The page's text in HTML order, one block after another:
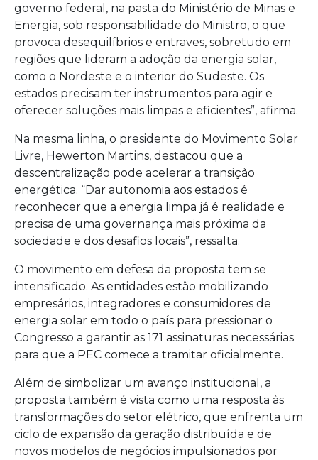
governo federal, na pasta do Ministério de Minas e
Energia, sob responsabilidade do Ministro, o que
provoca desequilíbrios e entraves, sobretudo em
regiões que lideram a adoção da energia solar,
como o Nordeste e o interior do Sudeste. Os
estados precisam ter instrumentos para agir e
oferecer soluções mais limpas e eficientes”, afirma.
Na mesma linha, o presidente do Movimento Solar
Livre, Hewerton Martins, destacou que a
descentralização pode acelerar a transição
energética. “Dar autonomia aos estados é
reconhecer que a energia limpa já é realidade e
precisa de uma governança mais próxima da
sociedade e dos desafios locais”, ressalta.
O movimento em defesa da proposta tem se
intensificado. As entidades estão mobilizando
empresários, integradores e consumidores de
energia solar em todo o país para pressionar o
Congresso a garantir as 171 assinaturas necessárias
para que a PEC comece a tramitar oficialmente.
Além de simbolizar um avanço institucional, a
proposta também é vista como uma resposta às
transformações do setor elétrico, que enfrenta um
ciclo de expansão da geração distribuída e de
novos modelos de negócios impulsionados por